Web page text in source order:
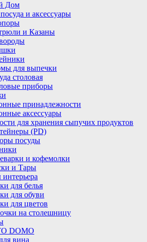
Дом
и аксессуары
и Казаны
для выпечки
столовая
приборы
принадлежности
аксессуары
для хранения сыпучих продуктов
(PD)
посуды
и кофемолки
и Тары
для белья
для обуви
для цветов
на столешницу
DOMO
вина